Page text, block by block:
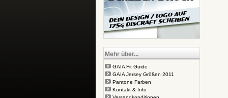
Mehr über...
GAIA Fit Guide
GAIA Jersey Größen 2011
Pantone Farben
Kontakt & Info